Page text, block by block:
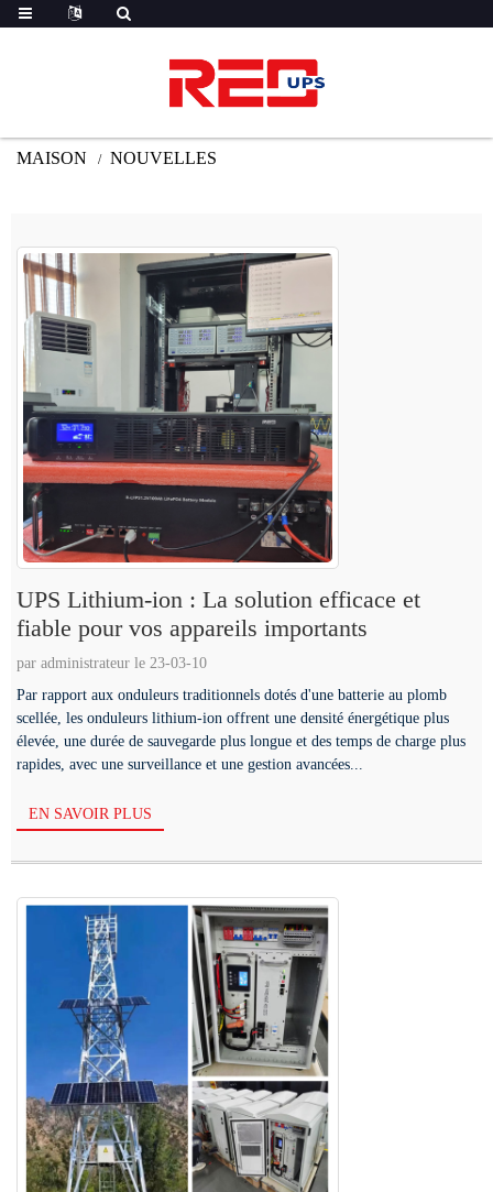
MAISON NOUVELLES
UPS Lithium-ion : La solution efficace et
fiable pour vos appareils importants
par administrateur le 23-03-10
Par rapport aux onduleurs traditionnels dotés d'une batterie au plomb
scellée, les onduleurs lithium-ion offrent une densité énergétique plus
élevée, une durée de sauvegarde plus longue et des temps de charge plus
rapides, avec une surveillance et une gestion avancées...
EN SAVOIR PLUS